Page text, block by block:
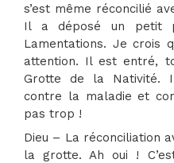
s’est même réconcilié
Il a déposé un petit
Lamentations. Je crois
attention. Il est entré,
Grotte de la Nativité.
contre la maladie et
pas trop !
Dieu – La réconciliation
la grotte. Ah oui !